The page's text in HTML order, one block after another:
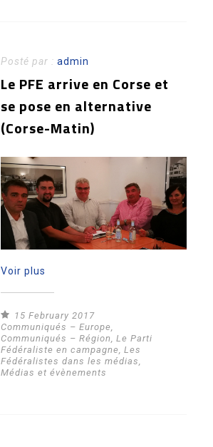
Posté par :admin
Le PFE arrive en Corse et
se pose en alternative
(Corse-Matin)
Voir plus
15 February 2017
Communiqués – Europe
Communiqués – Région ,Le Parti
Fédéraliste en campagne ,Les
Fédéralistes dans les médias
Médias et évènements